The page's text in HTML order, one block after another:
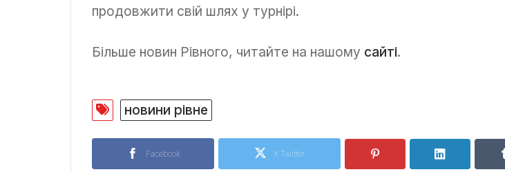
продовжити свій шлях у турнірі.
Більше новин Рівного, читайте на нашому сайті.
новини рівне
Facebook X Twitter